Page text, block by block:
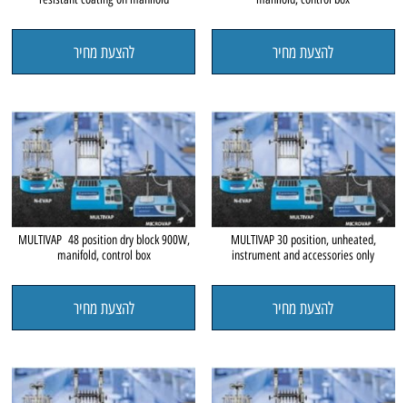
להצעת מחיר להצעת מחיר
MULTIVAP 30 position, unheated,
instrument and accessories only
להצעת מחיר
MULTIVAP 48 position dry block 900W,
manifold, control box
להצעת מחיר